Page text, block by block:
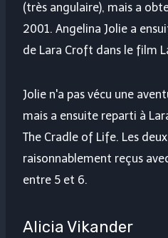
(très angulaire), mais a
2001. Angelina Jolie a
de Lara Croft dans le film
Jolie n'a pas vécu une
mais a ensuite reparti à
The Cradle of Life. Les
raisonnablement reçus
entre 5 et 6.
Alicia Vikander